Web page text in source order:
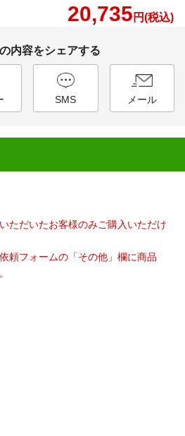
20,735 円(税込)
内容をシェアする
SMS メール
ただいたお客様のみご購入いただけ
頼フォームの「その他」欄に商品